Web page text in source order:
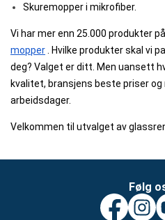
Skuremopper i mikrofiber.
Vi har mer enn 25.000 produkter
mopper . Hvilke produkter skal vi
deg? Valget er ditt. Men uansett
kvalitet, bransjens beste priser og
arbeidsdager.
Velkommen til utvalget av
Følg